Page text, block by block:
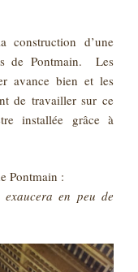
construction d’une
de Pontmain. Les
avance bien et les
de travailler sur ce
installée grâce à
Pontmain :
en peu de